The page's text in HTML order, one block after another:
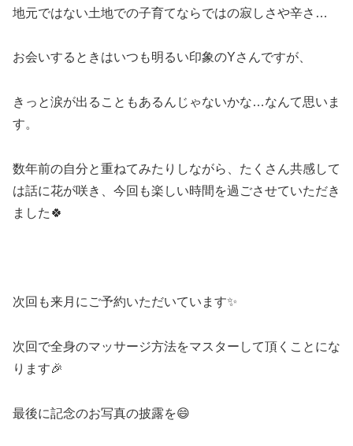
地元ではない土地での子育てならではの寂しさや辛さ…
お会いするときはいつも明るい印象のYさんですが、
きっと涙が出ることもあるんじゃないかな…なんて思いま
す。
数年前の自分と重ねてみたりしながら、たくさん共感して
は話に花が咲き、今回も楽しい時間を過ごさせていただき
ました🍀
次回も来月にご予約いただいています✨
次回で全身のマッサージ方法をマスターして頂くことにな
ります🎉
最後に記念のお写真の披露を😄